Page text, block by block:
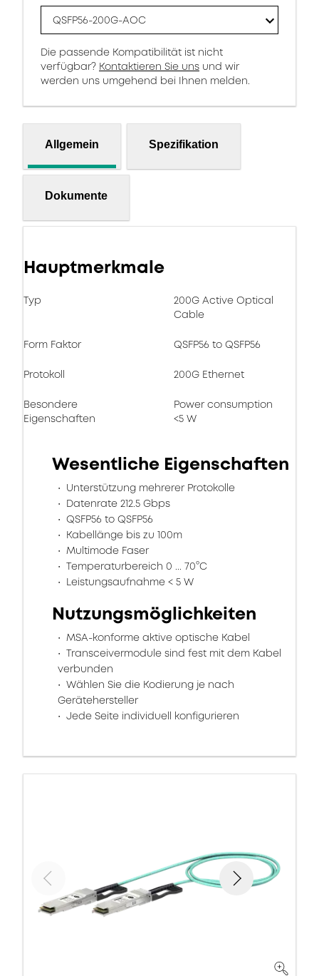
QSFP56-200G-AOC
Die passende Kompatibilität ist nicht
verfügbar? Kontaktieren Sie uns und wir
werden uns umgehend bei Ihnen melden.
Allgemein Spezifikation
Dokumente
Hauptmerkmale
Typ
200G Active Optical
Cable
Form Faktor QSFP56 to QSFP56
Protokoll 200G Ethernet
Besondere
Eigenschaften
Power consumption
<5 W
Wesentliche Eigenschaften
Unterstützung mehrerer Protokolle
Datenrate 212.5 Gbps
QSFP56 to QSFP56
Kabellänge bis zu 100m
Multimode Faser
Temperaturbereich 0 ... 70°C
Leistungsaufnahme < 5 W
Nutzungsmöglichkeiten
MSA-konforme aktive optische Kabel
Transceivermodule sind fest mit dem Kabel
verbunden
Wählen Sie die Kodierung je nach
Gerätehersteller
Jede Seite individuell konfigurieren